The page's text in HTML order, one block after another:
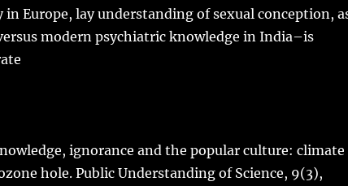
Europe, lay understanding of sexual conception,
modern psychiatric knowledge in India–is
ignorance and the popular culture: climate
hole. Public Understanding of Science, 9(3),